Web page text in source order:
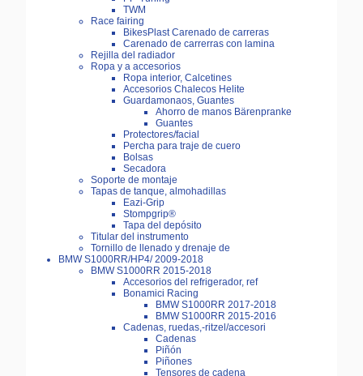
TWM
Race fairing
BikesPlast Carenado de carreras
Carenado de carrerras con lamina
Rejilla del radiador
Ropa y a accesorios
Ropa interior, Calcetines
Accesorios Chalecos Helite
Guardamonaos, Guantes
Ahorro de manos Bärenpranke
Guantes
Protectores/facial
Percha para traje de cuero
Bolsas
Secadora
Soporte de montaje
Tapas de tanque, almohadillas
Eazi-Grip
Stompgrip®
Tapa del depósito
Titular del instrumento
Tornillo de llenado y drenaje de
BMW S1000RR/HP4/ 2009-2018
BMW S1000RR 2015-2018
Accesorios del refrigerador, ref
Bonamici Racing
BMW S1000RR 2017-2018
BMW S1000RR 2015-2016
Cadenas, ruedas,-ritzel/accesori
Cadenas
Piñón
Piñones
Tensores de cadena